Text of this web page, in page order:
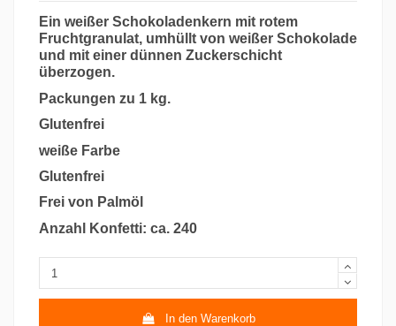
Ein weißer Schokoladenkern mit rotem
Fruchtgranulat, umhüllt von weißer Schokolade
und mit einer dünnen Zuckerschicht
überzogen.
Packungen zu 1 kg.
Glutenfrei
weiße Farbe
Glutenfrei
Frei von Palmöl
Anzahl Konfetti: ca. 240
In den Warenkorb